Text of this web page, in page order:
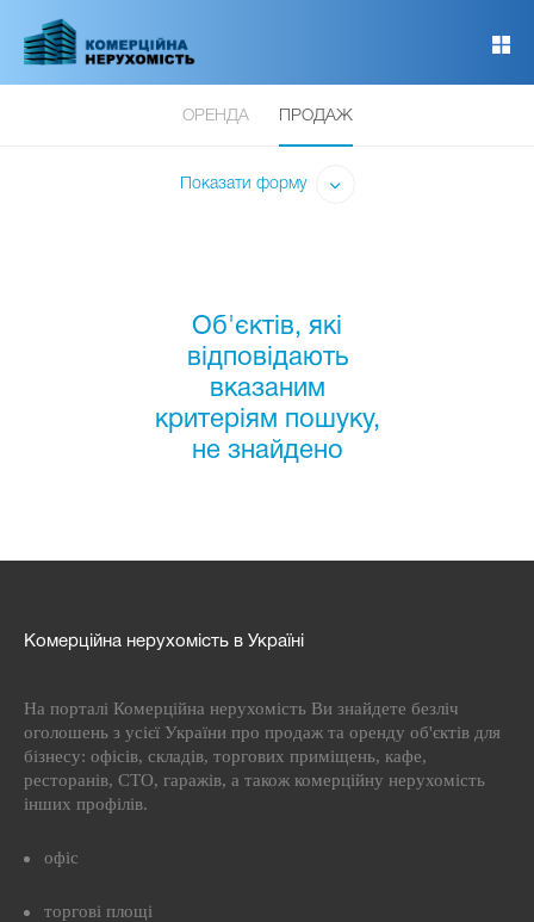
основного
ОРЕНДА ПРОДАЖ
Показати форму
Об'єктів, які
відповідають
вказаним
критеріям пошуку,
не знайдено
Комерційна нерухомість в Україні
На порталі Комерційна нерухомість Ви знайдете безліч
оголошень з усієї України про продаж та оренду об'єктів для
бізнесу: офісів, складів, торгових приміщень, кафе,
ресторанів, СТО, гаражів, а також комерційну нерухомість
інших профілів.
офіс
торгові площі